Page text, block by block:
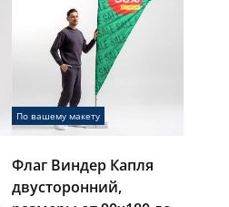
По вашему макету
Флаг Виндер Капля
двусторонний,